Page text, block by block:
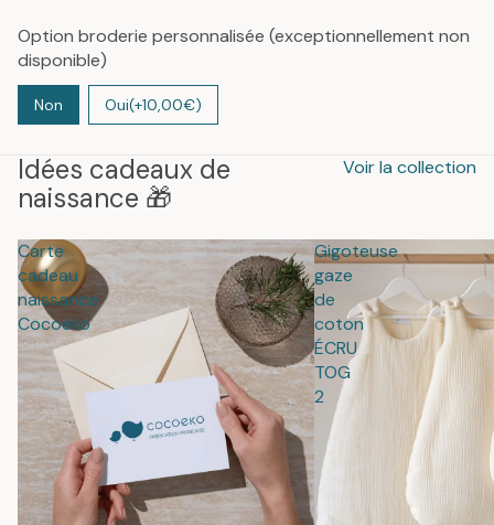
Option broderie personnalisée (exceptionnellement non
disponible)
Non Oui(+10,00€)
Idées cadeaux de
naissance 🎁
Voir la collection
Carte
cadeau
naissance
Cocoeko
Gigoteuse
gaze
de
coton
ÉCRU
TOG
2